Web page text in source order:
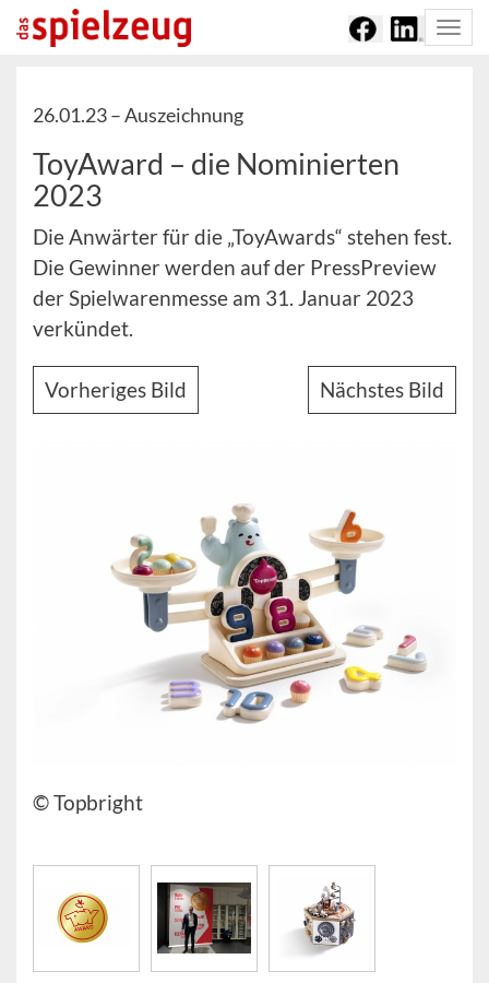
26.01.23 –Auszeichnung
ToyAward – die Nominierten
2023
Die Anwärter für die „ToyAwards“ stehen fest.
Die Gewinner werden auf der PressPreview
der Spielwarenmesse am 31. Januar 2023
verkündet.
Vorheriges Bild Nächstes Bild
© Topbright